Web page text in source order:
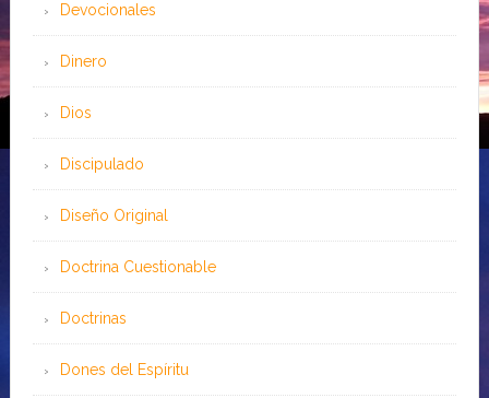
Devocionales
Dinero
Dios
Discipulado
Diseño Original
Doctrina Cuestionable
Doctrinas
Dones del Espíritu